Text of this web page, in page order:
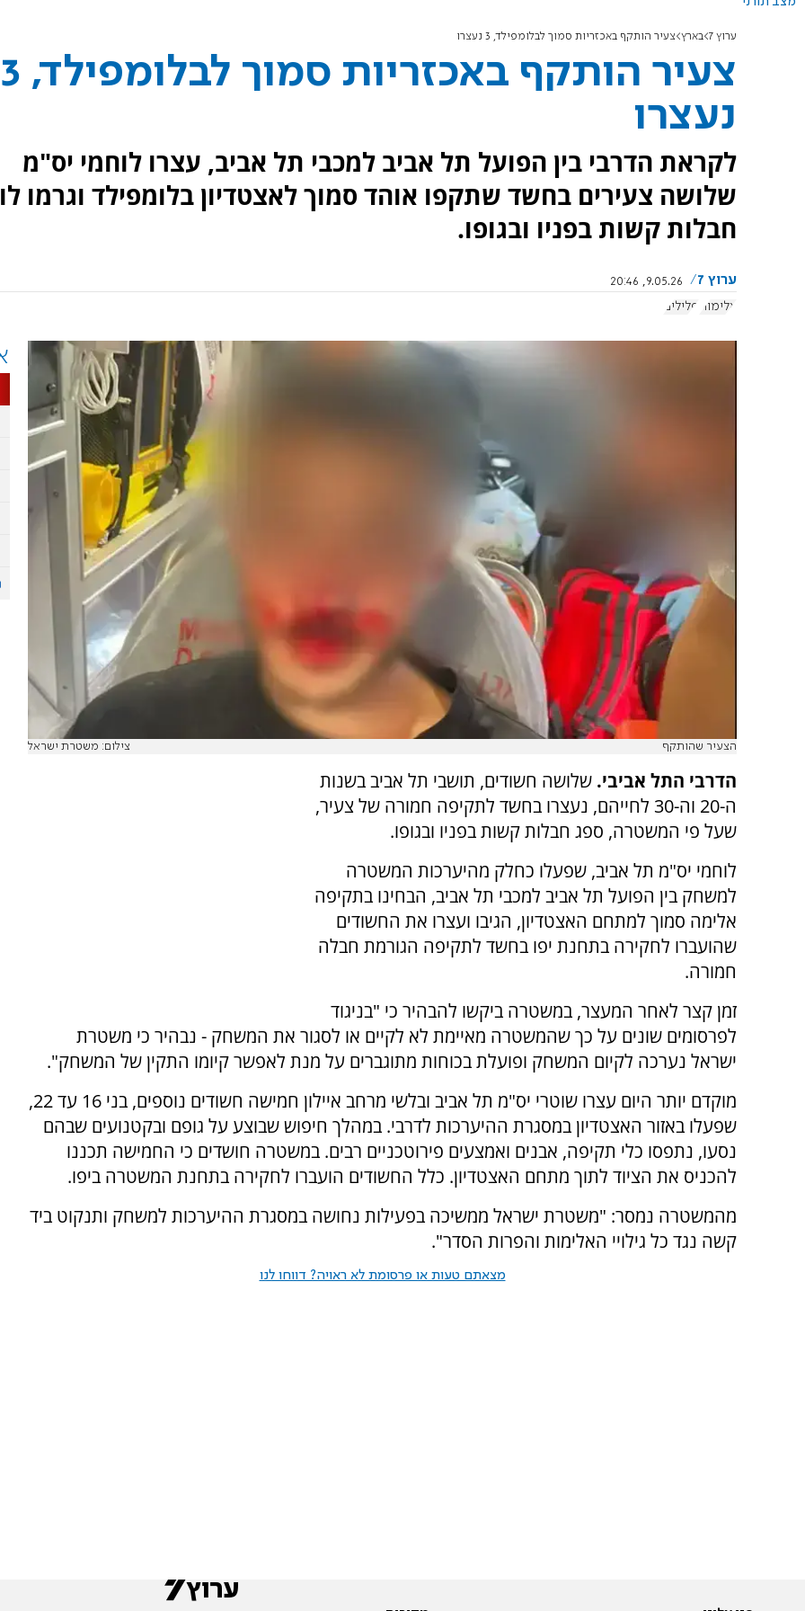
ערוץ 7 בארץ צעיר הותקף באכזריות סמוך לבלומפילד, 3 נעצרו
צעיר הותקף באכזריות סמוך לבלומפילד, 3
נעצרו
לקראת הדרבי בין הפועל תל אביב למכבי תל אביב, עצרו לוחמי יס"מ
שלושה צעירים בחשד שתקפו אוהד סמוך לאצטדיון בלומפילד וגרמו לו
חבלות קשות בפניו ובגופו.
ערוץ 7
9.05.26, 20:46
אלימות
פלילים
הצעיר שהותקף צילום: משטרת ישראל
הדרבי התל אביבי. שלושה חשודים, תושבי תל אביב בשנות
ה-20 וה-30 לחייהם, נעצרו בחשד לתקיפה חמורה של צעיר,
שעל פי המשטרה, ספג חבלות קשות בפניו ובגופו.
לוחמי יס"מ תל אביב, שפעלו כחלק מהיערכות המשטרה
למשחק בין הפועל תל אביב למכבי תל אביב, הבחינו בתקיפה
אלימה סמוך למתחם האצטדיון, הגיבו ועצרו את החשודים
שהועברו לחקירה בתחנת יפו בחשד לתקיפה הגורמת חבלה
חמורה.
זמן קצר לאחר המעצר, במשטרה ביקשו להבהיר כי "בניגוד
לפרסומים שונים על כך שהמשטרה מאיימת לא לקיים או לסגור את המשחק - נבהיר כי משטרת
ישראל נערכה לקיום המשחק ופועלת בכוחות מתוגברים על מנת לאפשר קיומו התקין של המשחק".
מוקדם יותר היום עצרו שוטרי יס"מ תל אביב ובלשי מרחב איילון חמישה חשודים נוספים, בני 16 עד 22,
שפעלו באזור האצטדיון במסגרת ההיערכות לדרבי. במהלך חיפוש שבוצע על גופם ובקטנועים שבהם
נסעו, נתפסו כלי תקיפה, אבנים ואמצעים פירוטכניים רבים. במשטרה חושדים כי החמישה תכננו
להכניס את הציוד לתוך מתחם האצטדיון. כלל החשודים הועברו לחקירה בתחנת המשטרה ביפו.
מהמשטרה נמסר: "משטרת ישראל ממשיכה בפעילות נחושה במסגרת ההיערכות למשחק ותנקוט ביד
קשה נגד כל גילויי האלימות והפרות הסדר".
מצאתם טעות או פרסומת לא ראויה? דווחו לנו